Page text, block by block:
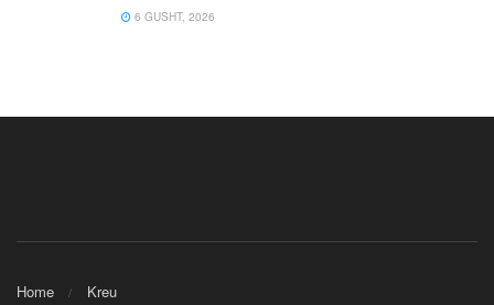
6 GUSHT, 2026
Home Kreu